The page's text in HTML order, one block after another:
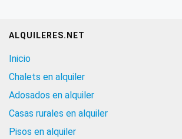
ALQUILERES.NET
Inicio
Chalets en alquiler
Adosados en alquiler
Casas rurales en alquiler
Pisos en alquiler